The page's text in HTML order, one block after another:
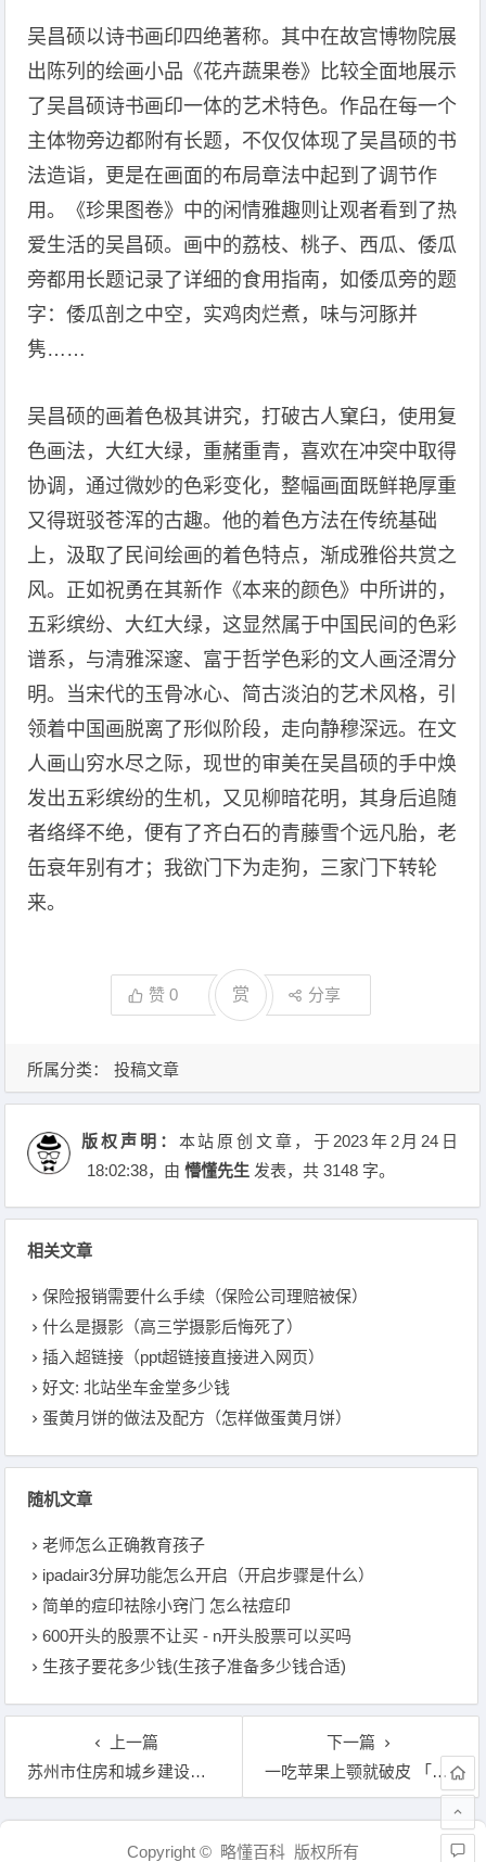
吴昌硕以诗书画印四绝著称。其中在故宫博物院展
出陈列的绘画小品《花卉蔬果卷》比较全面地展示
了吴昌硕诗书画印一体的艺术特色。作品在每一个
主体物旁边都附有长题，不仅仅体现了吴昌硕的书
法造诣，更是在画面的布局章法中起到了调节作
用。《珍果图卷》中的闲情雅趣则让观者看到了热
爱生活的吴昌硕。画中的荔枝、桃子、西瓜、倭瓜
旁都用长题记录了详细的食用指南，如倭瓜旁的题
字：倭瓜剖之中空，实鸡肉烂煮，味与河豚并
隽……
吴昌硕的画着色极其讲究，打破古人窠臼，使用复
色画法，大红大绿，重赭重青，喜欢在冲突中取得
协调，通过微妙的色彩变化，整幅画面既鲜艳厚重
又得斑驳苍浑的古趣。他的着色方法在传统基础
上，汲取了民间绘画的着色特点，渐成雅俗共赏之
风。正如祝勇在其新作《本来的颜色》中所讲的，
五彩缤纷、大红大绿，这显然属于中国民间的色彩
谱系，与清雅深邃、富于哲学色彩的文人画泾渭分
明。当宋代的玉骨冰心、简古淡泊的艺术风格，引
领着中国画脱离了形似阶段，走向静穆深远。在文
人画山穷水尽之际，现世的审美在吴昌硕的手中焕
发出五彩缤纷的生机，又见柳暗花明，其身后追随
者络绎不绝，便有了齐白石的青藤雪个远凡胎，老
缶衰年别有才；我欲门下为走狗，三家门下转轮
来。
赞0 赏 分享
所属分类： 投稿文章
版权声明： 本站原创文章，于2023年2月24日
18:02:38，由懵懂先生 发表，共 3148 字。
相关文章
保险报销需要什么手续（保险公司理赔被保）
什么是摄影（高三学摄影后悔死了）
插入超链接（ppt超链接直接进入网页）
好文: 北站坐车金堂多少钱
蛋黄月饼的做法及配方（怎样做蛋黄月饼）
随机文章
老师怎么正确教育孩子
ipadair3分屏功能怎么开启（开启步骤是什么）
简单的痘印祛除小窍门 怎么祛痘印
600开头的股票不让买 - n开头股票可以买吗
生孩子要花多少钱(生孩子准备多少钱合适)
上一篇
苏州市住房和城乡建设局 - 苏州住建局招聘职位
下一篇
一吃苹果上颚就破皮 「嘴巴上颚老是破皮」
文章导航
Copyright © 略懂百科 版权所有